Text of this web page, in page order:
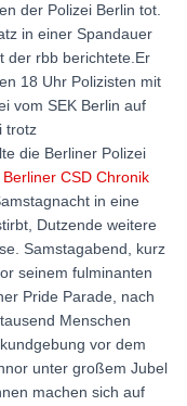
der Polizei Berlin tot.
in einer Spandauer
der rbb berichtete.Er
18 Uhr Polizisten mit
vom SEK Berlin auf
trotz
die Berliner Polizei
CSD Chronik
in eine
Dutzende weitere
Samstagabend, kurz
seinem fulminanten
Pride Parade, nach
Menschen
vor dem
unter großem Jubel
machen sich auf